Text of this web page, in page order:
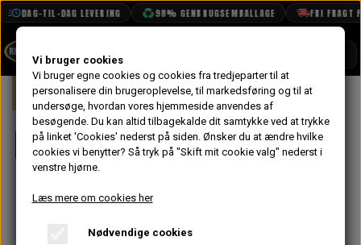
DAG-TIL-DAG LEVERING 98% GENBRUGSEMBALLAGE FRI FRAGT
BOOK TID
PROJEKTER
TEKNISK DATA
Forside Mini Karrosseri Front
Front
Vi bruger cookies
Vi bruger egne cookies og cookies fra tredjeparter til at
personalisere din brugeroplevelse, til markedsføring og til at
undersøge, hvordan vores hjemmeside anvendes af
besøgende. Du kan altid tilbagekalde dit samtykke ved at trykke
på linket 'Cookies' nederst på siden. Ønsker du at ændre hvilke
cookies vi benytter? Så tryk på "Skift mit cookie valg" nederst i
venstre hjørne.
Læs mere om cookies her
Nødvendige cookies